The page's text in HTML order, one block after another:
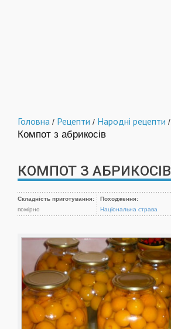
Головна / Рецепти / Народні рецепти /
Компот з абрикосів
КОМПОТ З АБРИКОСІВ
Складність приготування:
помірно
Походження:
Національна страва